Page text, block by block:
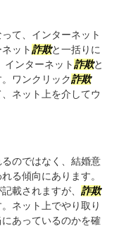
て、インターネット
ット詐欺と一括りに
インターネット詐欺と
ワンクリック詐欺
ネット上を介してウ
のではなく、結婚意
る傾向にあります。
載されますが、 詐欺
ネット上でやり取り
あっているのかを確